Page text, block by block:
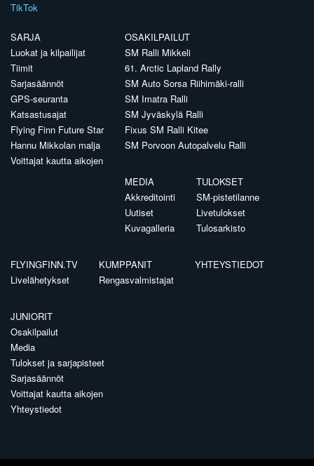
TikTok
SARJA
Luokat ja kilpailijat
Tiimit
Sarjasäännöt
GPS-seuranta
Katsastusajat
Flying Finn Future Star
Hannu Mikkolan malja
Voittajat kautta aikojen
OSAKILPAILUT
SM Ralli Mikkeli
61. Arctic Lapland Rally
SM Auto Sorsa Riihimäki-ralli
SM Imatra Ralli
SM Jyväskylä Ralli
Fixus SM Ralli Kitee
SM Porvoon Autopalvelu Ralli
MEDIA
Akkreditointi
Uutiset
Kuvagalleria
TULOKSET
SM-pistetilanne
Livetulokset
Tulosarkisto
FLYINGFINN.TV
Livelähetykset
KUMPPANIT
Rengasvalmistajat
YHTEYSTIEDOT
JUNIORIT
Osakilpailut
Media
Tulokset ja sarjapisteet
Sarjasäännöt
Voittajat kautta aikojen
Yhteystiedot